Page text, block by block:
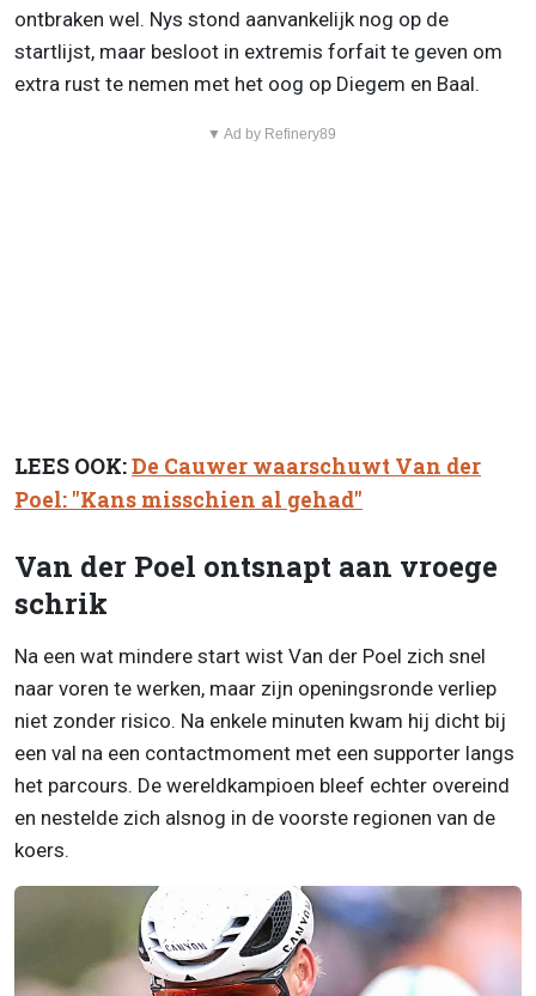
ontbraken wel. Nys stond aanvankelijk nog op de
startlijst, maar besloot in extremis forfait te geven om
extra rust te nemen met het oog op Diegem en Baal.
▼ Ad by Refinery89
LEES OOK:De Cauwer waarschuwt Van der
Poel: "Kans misschien al gehad"
Van der Poel ontsnapt aan vroege
schrik
Na een wat mindere start wist Van der Poel zich snel
naar voren te werken, maar zijn openingsronde verliep
niet zonder risico. Na enkele minuten kwam hij dicht bij
een val na een contactmoment met een supporter langs
het parcours. De wereldkampioen bleef echter overeind
en nestelde zich alsnog in de voorste regionen van de
koers.